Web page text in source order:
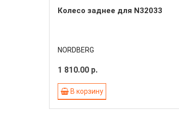
Колесо заднее для N32033
NORDBERG
1 810.00 р.
В корзину